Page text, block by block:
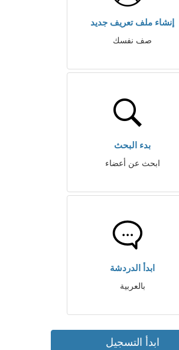
إنشاء ملف تعريف جديد
صف نفسك
بدء البحث
ابحث عن أعضاء
ابدأ الدردشة
بالعربية
ابدأ التسجيل